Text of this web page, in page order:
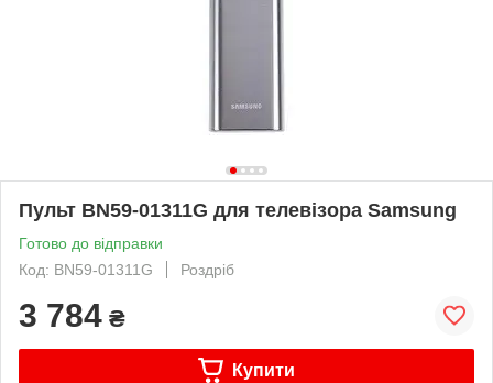
Пульт BN59-01311G для телевізора Samsung
Готово до відправки
Код: BN59-01311G
Роздріб
3 784 ₴
Купити